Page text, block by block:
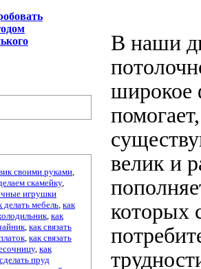
своими руками,
скамейку,
игрушки
делать мебель, как
, как
, как связать
, как связать
, как
пруд
В наши
широкое
велик и
которых